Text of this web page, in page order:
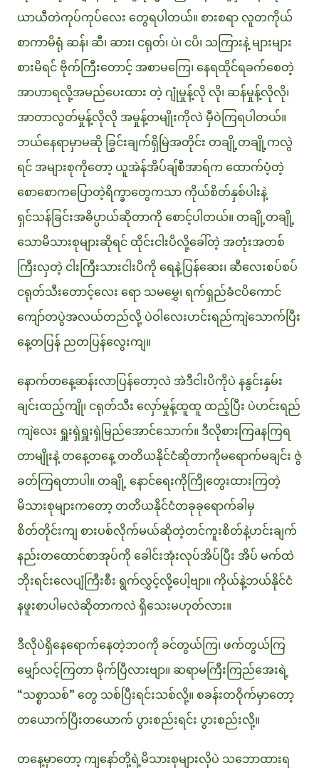
ယာယီတဲကုပ်ကုပ်လေး တွေရပါတယ်။ စားစရာ လူတကိုယ်
စာကာမိရုံ ဆန်၊ ဆီ၊ ဆား၊ ငရုတ်၊ ပဲ၊ ငပိ၊ သကြားနဲ့ များများ
စားမိရင် ဗိုက်ကြီးတောင့် အစာမကြေ၊ နေရထိုင်ရခက်စေတဲ့
အာဟာရလို့အမည်ပေးထား တဲ့ ဂျုံမှုန့်လို လို၊ ဆန်မှုန့်လိုလို၊
အာတာလွတ်မှုန့်လိုလို အမှုန့်တမျိုးကိုလဲ မှီဝဲကြရပါတယ်။
ဘယ်နေရာမှာမဆို ခြွင်းချက်ရှိမြဲအတိုင်း တချို့တချို့ကလွဲ
ရင် အများစုကိုတော့ ယူအဲန်အိပ်ချ်စီအာရ်က ထောက်ပံ့တဲ့
စောစောကပြောတဲ့ရိက္ခာတွေကသာ ကိုယ်စိတ်နှစ်ပါးနဲ့
ရှင်သန်ခြင်းအဓိပ္ပာယ်ဆိုတာကို စောင့်ပါတယ်။ တချို့တချို့
သောမိသားစုများဆိုရင် ထိုင်းငါးပိလို့ခေါ်တဲ့ အတုံးအတစ်
ကြီးလှတဲ့ ငါးကြီးသားငါးပိကို ရေနဲ့ပြန်ဆေး၊ ဆီလေးစပ်စပ်
ငရုတ်သီးတောင့်လေး ရော သမမွှေ၊ ရက်ရှည်ခံငပိကောင်
ကျော်တပွဲအလယ်တည်လို့ ပဲဝါလေးဟင်းရည်ကျဲသောက်ပြီး
နေ့တပြန် ညတပြန်လွေးကျ။
နောက်တနေ့ဆန်းလာပြန်တော့လဲ အဲဒီငါးပိကိုပဲ နနွင်းနှမ်း
ချင်းထည့်ကျို၊ ငရုတ်သီး လှော်မှုန့်ထူထူ ထည့်ပြီး ပဲဟင်းရည်
ကျဲလေး ရှူးရှဲရှူးရှဲမြည်အောင်သောက်။ ဒီလိုစားကြaနကြရ
တာမျိုးနဲ့ တနေ့တနေ့ တတိယနိုင်ငံဆိုတာကိုမရောက်မချင်း ဇွဲ
ခတ်ကြရတာပါ။ တချို့ နောင်ရေးကိုကြိုတွေးထားကြတဲ့
မိသားစုများကတော့ တတိယနိုင်ငံတခုခုရောက်ခါမှ
စိတ်တိုင်းကျ စားပစ်လိုက်မယ်ဆိုတဲ့တင်ကူးစိတ်နဲ့ဟင်းချက်
နည်းတထောင်စာအုပ်ကို ခေါင်းအုံးလုပ်အိပ်ပြီး အိပ် မက်ထဲ
ဘိုးရင်းလေပျံကြီးစီး ရွက်လွှင့်လို့ပေါ့ဗျာ။ ကိုယ်နဲ့ဘယ်နိုင်ငံ
နဖူးစာပါမလဲဆိုတာကလဲ ရှိသေးမဟုတ်လား။
ဒီလိုပဲရှိနေရောက်နေတဲ့ဘဝကို ခင်တွယ်ကြ၊ ဖက်တွယ်ကြ
မျှော်လင့်ကြတာ မိုက်ပြီလားဗျာ။ ဆရာမကြီးကြည်အေးရဲ့
“သစ္စာသစ်” တွေ သစ်ပြီးရင်းသစ်လို့။ စခန်းတဝိုက်မှာတော့
တယောက်ပြီးတယောက် ပွားစည်းရင်း ပွားစည်းလို့။
တနေ့မှာတော့ ကျနော်တို့ရဲ့မိသားစုများလိုပဲ သဘောထားရ